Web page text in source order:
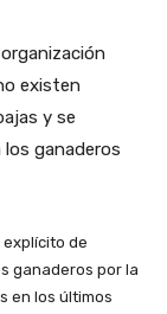
existen
y se
ganaderos
de
ganaderos por la
en los últimos